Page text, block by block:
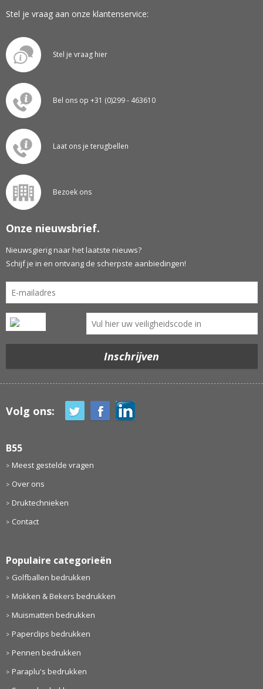
Stel je vraag aan onze klantenservice:
Stel je vraag hier
Bel ons op +31 (0)299 - 463610
Laat ons je terugbellen
Bezoek ons
Onze nieuwsbrief.
Nieuwsgierig naar het laatste nieuws?
Schijf je in en ontvang de scherpste aanbiedingen!
Volg ons:
B55
Meest gestelde vragen
Over ons
Druktechnieken
Contact
Populaire categorieën
Golfballen bedrukken
Mokken & Bekers bedrukken
Muismatten bedrukken
Paperclips bedrukken
Pennen bedrukken
Paraplu's bedrukken